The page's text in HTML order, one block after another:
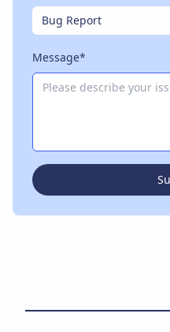
Bug Report
Message*